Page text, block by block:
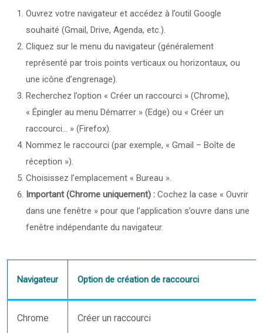
Ouvrez votre navigateur et accédez à l’outil Google
souhaité (Gmail, Drive, Agenda, etc.).
Cliquez sur le menu du navigateur (généralement
représenté par trois points verticaux ou horizontaux, ou
une icône d’engrenage).
Recherchez l’option « Créer un raccourci » (Chrome),
« Épingler au menu Démarrer » (Edge) ou « Créer un
raccourci… » (Firefox).
Nommez le raccourci (par exemple, « Gmail – Boîte de
réception »).
Choisissez l’emplacement « Bureau ».
Important (Chrome uniquement) : Cochez la case « Ouvrir
dans une fenêtre » pour que l’application s’ouvre dans une
fenêtre indépendante du navigateur.
Navigateur Option de création de raccourci
Chrome Créer un raccourci